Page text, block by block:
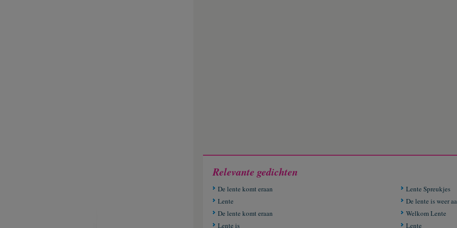
Relevante gedichten
De lente komt eraan
Lente
De lente komt eraan
Lente is
Lente Spreukjes
De lente is weer
Welkom Lente
Lente